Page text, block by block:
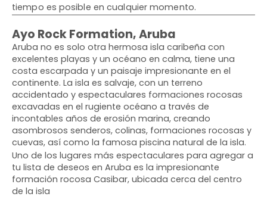
tiempo es posible en cualquier momento.
Ayo Rock Formation, Aruba
Aruba no es solo otra hermosa isla caribeña con
excelentes playas y un océano en calma, tiene una
costa escarpada y un paisaje impresionante en el
continente. La isla es salvaje, con un terreno
accidentado y espectaculares formaciones rocosas
excavadas en el rugiente océano a través de
incontables años de erosión marina, creando
asombrosos senderos, colinas, formaciones rocosas y
cuevas, así como la famosa piscina natural de la isla.
Uno de los lugares más espectaculares para agregar a
tu lista de deseos en Aruba es la impresionante
formación rocosa Casibar, ubicada cerca del centro
de la isla